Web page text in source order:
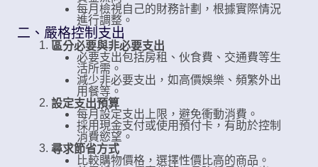
每月檢視自己的財務計劃，根據實際情況
進行調整。
二、嚴格控制支出
區分必要與非必要支出
必要支出包括房租、伙食費、交通費等生
活所需。
減少非必要支出，如高價娛樂、頻繁外出
用餐等。
設定支出預算
每月設定支出上限，避免衝動消費。
採用現金支付或使用預付卡，有助於控制
消費慾望。
尋求節省方式
比較購物價格，選擇性價比高的商品。